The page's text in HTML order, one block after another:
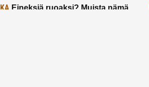
Eineksiä ruoaksi? Muista nämä